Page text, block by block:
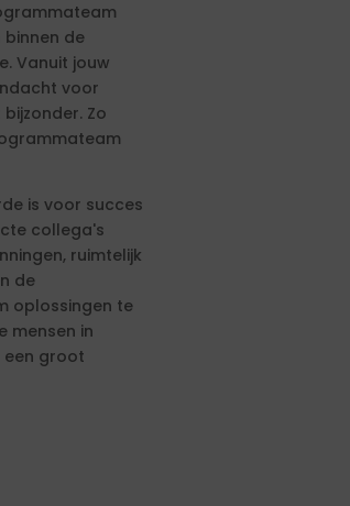
binnen de
Vanuit jouw
voor
Zo
is voor succes
collega's
ruimtelijk
de
oplossingen te
mensen in
een groot